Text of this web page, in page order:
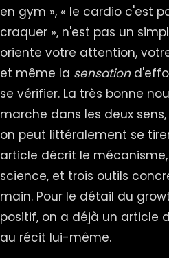
en gym », « le cardio c'est
craquer », n'est pas un
oriente votre attention,
et même la sensation
se vérifier. La très bonne
marche dans les deux
on peut littéralement se
article décrit le
science, et trois outils
main. Pour le détail du
positif, on a déjà un article
au récit lui-même.